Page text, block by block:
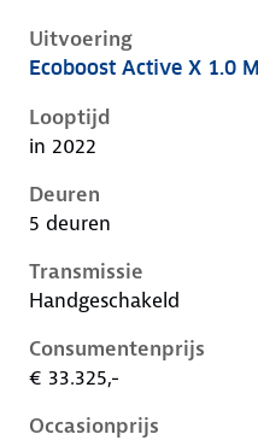
Uitvoering
Ford Focus iv-1e-
Ecoboost Active X 1.0
Looptijd
in 2022
Deuren
5 deuren
Transmissie
Handgeschakeld
Consumentenprijs
€ 33.325,-
Occasionprijs